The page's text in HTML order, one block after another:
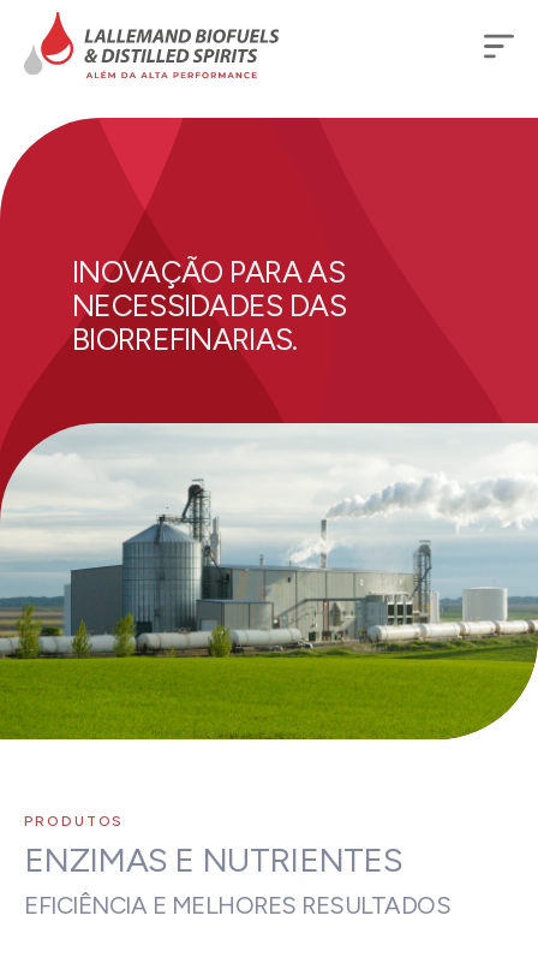
INOVAÇÃO PARA AS
NECESSIDADES DAS
BIORREFINARIAS.
PRODUTOS
ENZIMAS E NUTRIENTES
EFICIÊNCIA E MELHORES RESULTADOS